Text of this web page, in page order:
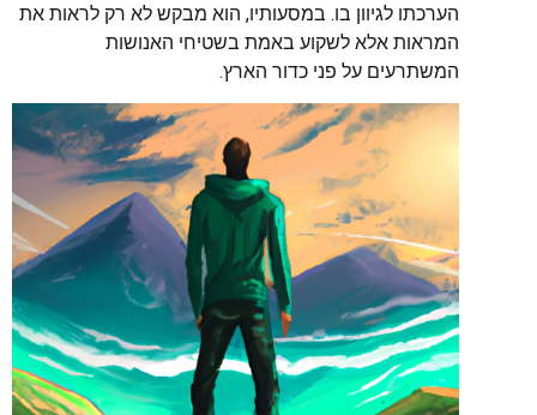
הערכתו לגיוון בו. במסעותיו, הוא מבקש לא רק לראות את
המראות אלא לשקוע באמת בשטיחי האנושות
המשתרעים על פני כדור הארץ.